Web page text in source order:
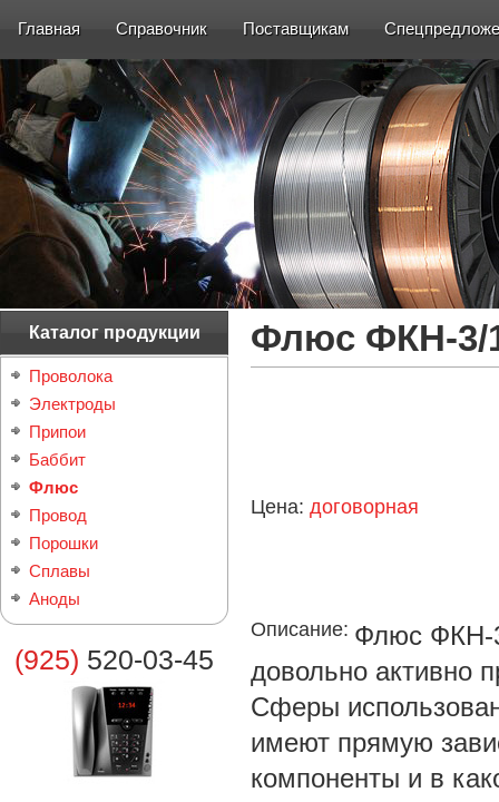
Главная Справочник Поставщикам
Каталог продукции
Проволока
Электроды
Припои
Баббит
Флюс
Провод
Порошки
Сплавы
Аноды
(925) 520-03-45
Флюс ФКН-3/
Цена: договорная
Описание: Флюс ФКН-
довольно активно
Сферы
имеют прямую
компоненты и в